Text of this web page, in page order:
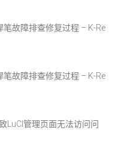
故障排查修复过程 – K-Re
故障排查修复过程 – K-Re
LuCI管理页面无法访问问